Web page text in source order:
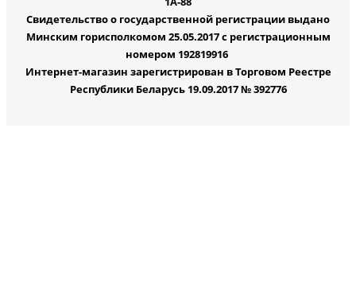
Свидетельство о государственной регистрации выдано
Минским горисполкомом 25.05.2017 с регистрационным
номером 192819916
Интернет-магазин зарегистрирован в Торговом Реестре
Республики Беларусь 19.09.2017 № 392776